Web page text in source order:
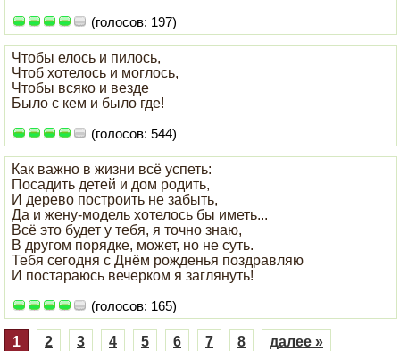
(голосов: 197)
Чтобы елось и пилось,
Чтоб хотелось и моглось,
Чтобы всяко и везде
Было с кем и было где!
(голосов: 544)
Как важно в жизни всё успеть:
Посадить детей и дом родить,
И дерево построить не забыть,
Да и жену-модель хотелось бы иметь...
Всё это будет у тебя, я точно знаю,
В другом порядке, может, но не суть.
Тебя сегодня с Днём рожденья поздравляю
И постараюсь вечерком я заглянуть!
(голосов: 165)
1 2 3 4 5 6 7 8 далее »